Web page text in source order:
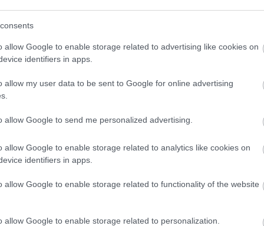
allow Google to enable storage related to advertising like cookies on
identifiers in apps.
allow my user data to be sent to Google for online advertising
allow Google to send me personalized advertising.
allow Google to enable storage related to analytics like cookies on
identifiers in apps.
allow Google to enable storage related to functionality of the website
allow Google to enable storage related to personalization.
Veszprémben Bulgakov A félnótás Jourdain
oroszra a magyar példányból,
Mestere lett seregnyi újat akaró
a főiskolán a Mauglit, a Kiplingből
Johanna-drámáját, a Pacsirtát is.
Valamint igazgatója a róla elnevezett Oleg